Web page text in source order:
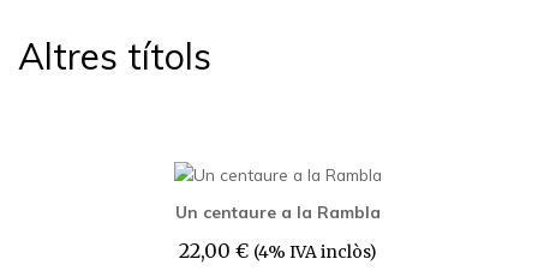
Altres títols
Un centaure a la Rambla
22,00 € (4% IVA inclòs)